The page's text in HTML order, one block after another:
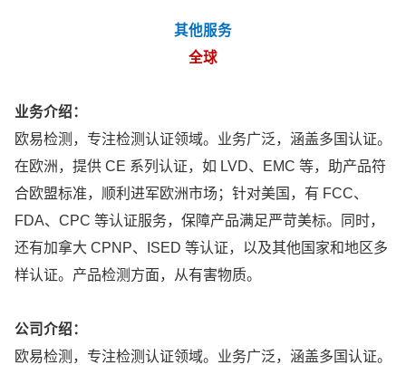
其他服务
全球
业务介绍：
欧易检测，专注检测认证领域。业务广泛，涵盖多国认证。
在欧洲，提供 CE 系列认证，如 LVD、EMC 等，助产品符
合欧盟标准，顺利进军欧洲市场；针对美国，有 FCC、
FDA、CPC 等认证服务，保障产品满足严苛美标。同时，
还有加拿大 CPNP、ISED 等认证，以及其他国家和地区多
样认证。产品检测方面，从有害物质。
公司介绍：
欧易检测，专注检测认证领域。业务广泛，涵盖多国认证。